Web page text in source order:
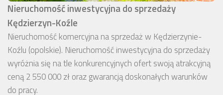
Nieruchomość inwestycyjna do sprzedaży
Kędzierzyn-Koźle
Nieruchomość komercyjna na sprzedaż w Kędzierzynie-
Koźlu (opolskie). Nieruchomość inwestycyjna do sprzedaży
wyróżnia się na tle konkurencyjnych ofert swoją atrakcyjną
ceną 2 550 000 zł oraz gwarancją doskonałych warunków
do pracy.